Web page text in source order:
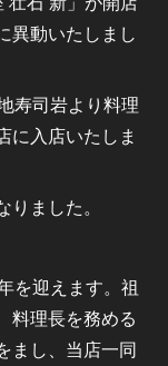
異動いたしまし
寿司岩より料理
に入店いたしま
ました。
を迎えます。祖
料理長を務める
まし、当店一同